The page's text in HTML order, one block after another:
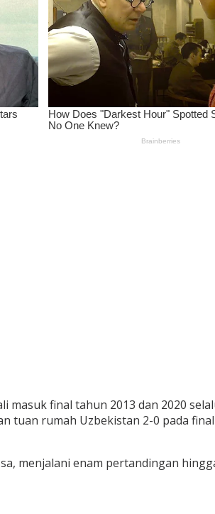
masuk final tahun 2013 dan 2020
tuan rumah Uzbekistan 2-0 pada
menjalani enam pertandingan